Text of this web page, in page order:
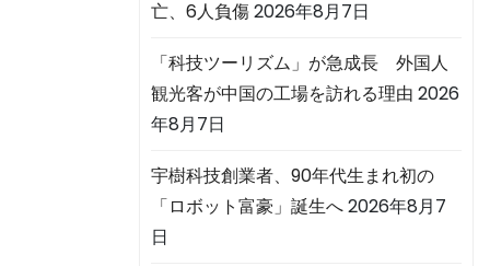
亡、6人負傷2026年8月7日
「科技ツーリズム」が急成長 外国人
観光客が中国の工場を訪れる理由 2026
年8月7日
宇樹科技創業者、90年代生まれ初の
「ロボット富豪」誕生へ2026年8月7
日